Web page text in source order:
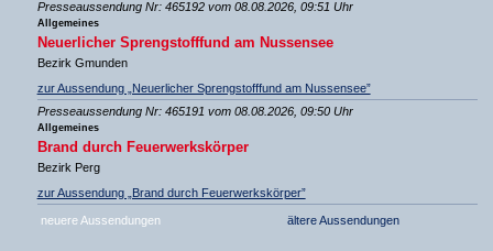
Presseaussendung Nr: 465192 vom 08.08.2026, 09:51 Uhr
Allgemeines
Neuerlicher Sprengstofffund am Nussensee
Bezirk Gmunden
zur Aussendung „Neuerlicher Sprengstofffund am Nussensee”
Presseaussendung Nr: 465191 vom 08.08.2026, 09:50 Uhr
Allgemeines
Brand durch Feuerwerkskörper
Bezirk Perg
zur Aussendung „Brand durch Feuerwerkskörper”
neuere Aussendungen ältere Aussendungen